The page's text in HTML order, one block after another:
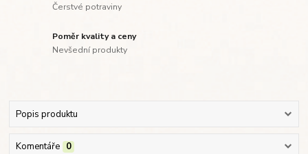
Čerstvé potraviny
Poměr kvality a ceny
Nevšední produkty
Popis produktu
Komentáře 0